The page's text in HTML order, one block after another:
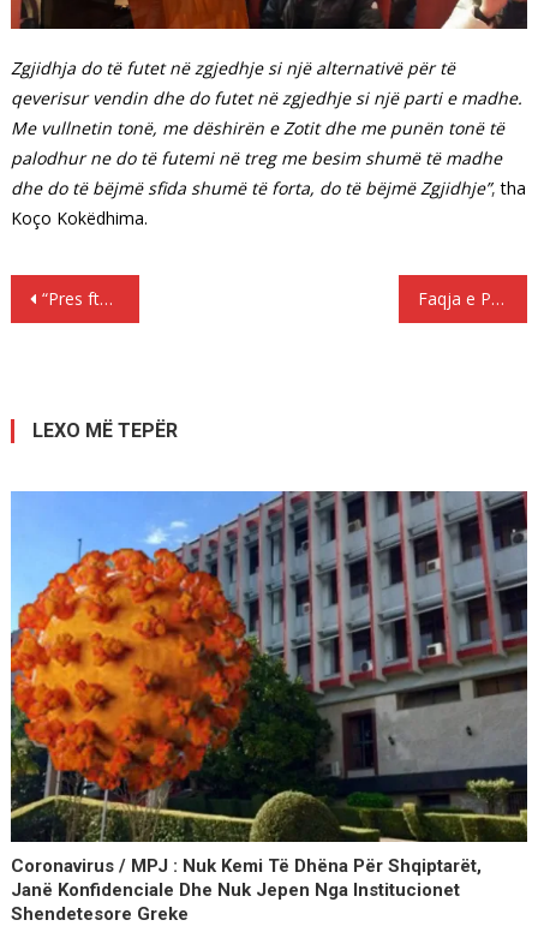
Zgjidhja do të futet në zgjedhje si një alternativë për të
qeverisur vendin dhe do futet në zgjedhje si një parti e madhe.
Me vullnetin tonë, me dëshirën e Zotit dhe me punën tonë të
palodhur ne do të futemi në treg me besim shumë të madhe
dhe do të bëjmë sfida shumë të forta, do të bëjmë Zgjidhje”,tha
Koço Kokëdhima.
Lëvizje
“Pres ftesë për të garuar për Shqipërinë” Faqja e Policisë së Shtetit sulmohet nga “Anonymous Albania”: Duhet të arrestoni deputetët, por ju…
LEXO MË TEPËR
Coronavirus / MPJ : Nuk Kemi Të Dhëna Për Shqiptarët,
Janë Konfidenciale Dhe Nuk Jepen Nga Institucionet
Shendetesore Greke